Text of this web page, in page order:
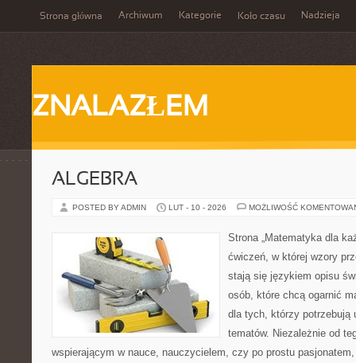
Strona główna Archiwum Kategorie Koło czasu Nadzieja
ZNALAZŁEM
ALGEBRA
POSTED BY ADMIN LUT - 10 - 2026 MOŻLIWOŚĆ
Strona „Matematyka dla
ćwiczeń, w której wzory
stają się językiem opisu
osób, które chcą ogarnić
dla tych, którzy potrzebują
tematów. Niezależnie od
wspierającym w nauce, nauczycielem, czy po prostu